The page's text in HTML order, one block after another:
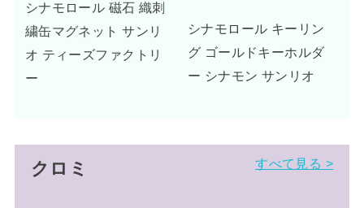
シナモロール キーリン
グ ゴールドキーホルダ
ー シナモン サンリオ
腕時計 グッズ ドリーミ
ーベージュ
クロミ すべて見る >